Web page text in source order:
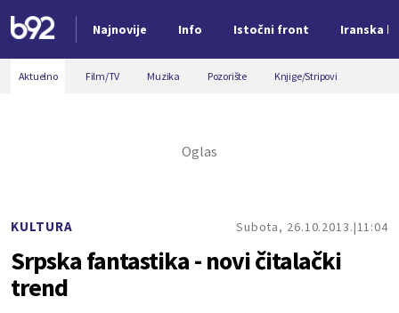
Najnovije Info Istočni front Iranska
Nova vest
Aktuelno Film/TV Muzika Pozorište Knjige/Stripovi
KULTURA Subota, 26.10.2013. 11:04
Srpska fantastika - novi čitalački
trend